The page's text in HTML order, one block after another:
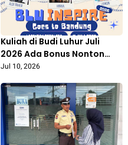
Kuliah di Budi Luhur Juli
2026 Ada Bonus Nonton
Vierratale, Tiket dan
Jul 10, 2026